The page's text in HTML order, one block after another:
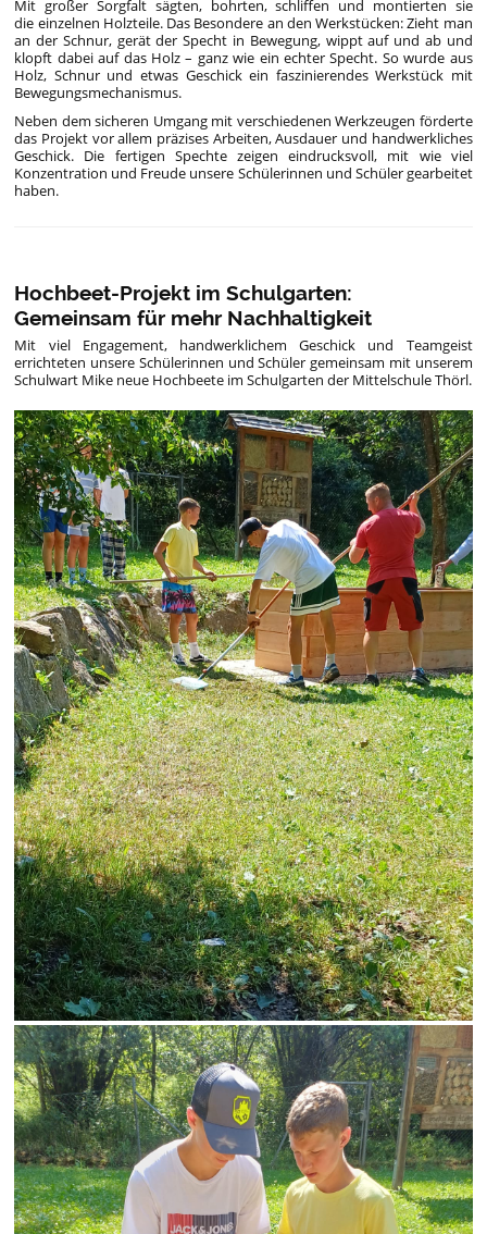
Mit großer Sorgfalt sägten, bohrten, schliffen und montierten sie
die einzelnen Holzteile. Das Besondere an den Werkstücken: Zieht man
an der Schnur, gerät der Specht in Bewegung, wippt auf und ab und
klopft dabei auf das Holz – ganz wie ein echter Specht. So wurde aus
Holz, Schnur und etwas Geschick ein faszinierendes Werkstück mit
Bewegungsmechanismus.
Neben dem sicheren Umgang mit verschiedenen Werkzeugen förderte
das Projekt vor allem präzises Arbeiten, Ausdauer und handwerkliches
Geschick. Die fertigen Spechte zeigen eindrucksvoll, mit wie viel
Konzentration und Freude unsere Schülerinnen und Schüler gearbeitet
haben.
Hochbeet-Projekt im Schulgarten:
Gemeinsam für mehr Nachhaltigkeit
Mit viel Engagement, handwerklichem Geschick und Teamgeist
errichteten unsere Schülerinnen und Schüler gemeinsam mit unserem
Schulwart Mike neue Hochbeete im Schulgarten der Mittelschule Thörl.